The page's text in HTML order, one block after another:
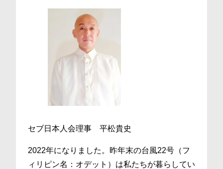
セブ日本人会理事 平松貴史
2022年になりました。昨年末の台風22号（フ
ィリピン名：オデット）は私たちが暮らしてい